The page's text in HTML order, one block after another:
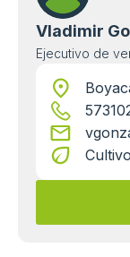
Vladimir
Ejecutivo de